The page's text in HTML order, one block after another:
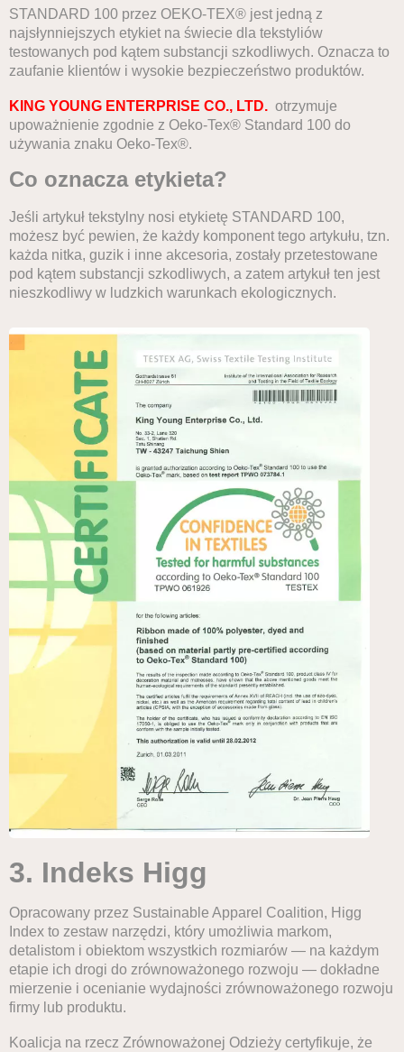
STANDARD 100 przez OEKO-TEX® jest jedną z
najsłynniejszych etykiet na świecie dla tekstyliów
testowanych pod kątem substancji szkodliwych. Oznacza to
zaufanie klientów i wysokie bezpieczeństwo produktów.
KING YOUNG ENTERPRISE CO., LTD. otrzymuje
upoważnienie zgodnie z Oeko-Tex® Standard 100 do
używania znaku Oeko-Tex®.
Co oznacza etykieta?
Jeśli artykuł tekstylny nosi etykietę STANDARD 100,
możesz być pewien, że każdy komponent tego artykułu, tzn.
każda nitka, guzik i inne akcesoria, zostały przetestowane
pod kątem substancji szkodliwych, a zatem artykuł ten jest
nieszkodliwy w ludzkich warunkach ekologicznych.
3. Indeks Higg
Opracowany przez Sustainable Apparel Coalition, Higg
Index to zestaw narzędzi, który umożliwia markom,
detalistom i obiektom wszystkich rozmiarów — na każdym
etapie ich drogi do zrównoważonego rozwoju — dokładne
mierzenie i ocenianie wydajności zrównoważonego rozwoju
firmy lub produktu.
Koalicja na rzecz Zrównoważonej Odzieży certyfikuje, że